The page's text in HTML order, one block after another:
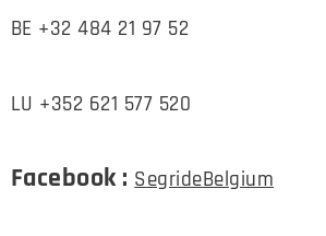
BE +32 484 21 97 52
LU +352 621 577 520
Facebook :SegrideBelgium